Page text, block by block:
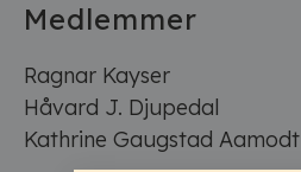
Medlemmer
Ragnar Kayser
Håvard J. Djupedal
Kathrine Gaugstad Aamodt